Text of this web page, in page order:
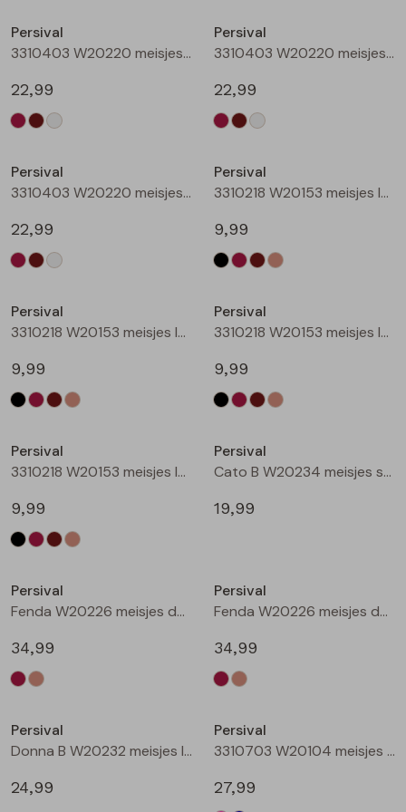
Bermuda's
Persival
3310403 W20220 meisjes sweatshirt Wijnrood
22,99
Persival
3310403 W20220 meisjes sweatshirt Bruin donker
22,99
Persival
3310403 W20220 meisjes sweatshirt Cream
22,99
Persival
3310218 W20153 meisjes legging Zwart
9,99
Persival
3310218 W20153 meisjes legging Wijnrood
9,99
Persival
3310218 W20153 meisjes legging Bruin donker
9,99
Persival
3310218 W20153 meisjes legging Taupe
9,99
Persival
Cato B W20234 meisjes sweatshirt Wijnrood
19,99
Persival
Fenda W20226 meisjes denim jack Wijnrood
34,99
Persival
Fenda W20226 meisjes denim jack Zand
34,99
Persival
Donna B W20232 meisjes lange broek Wijnrood
24,99
Persival
3310703 W20104 meisjes Jurk Cerise
27,99